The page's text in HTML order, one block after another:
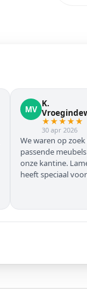
MV
K.
★★★★★
30 apr 2026
We waren op
passende
onze kantine.
heeft speciaal voor
zodat we geen
met eiken door